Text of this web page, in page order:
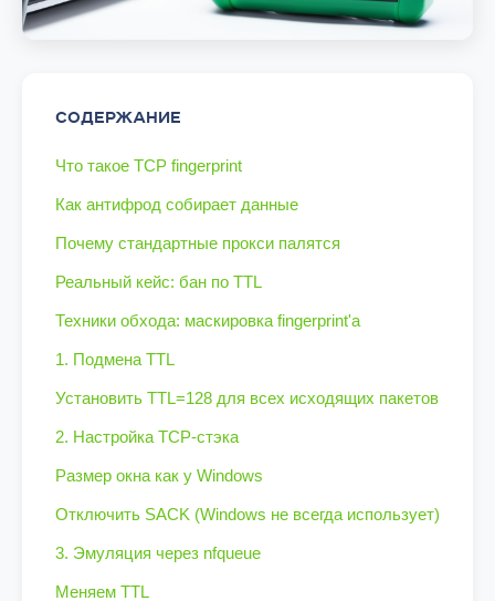
СОДЕРЖАНИЕ
Что такое TCP fingerprint
Как антифрод собирает данные
Почему стандартные прокси палятся
Реальный кейс: бан по TTL
Техники обхода: маскировка fingerprint'а
1. Подмена TTL
Установить TTL=128 для всех исходящих пакетов
2. Настройка TCP-стэка
Размер окна как у Windows
Отключить SACK (Windows не всегда использует)
3. Эмуляция через nfqueue
Меняем TTL